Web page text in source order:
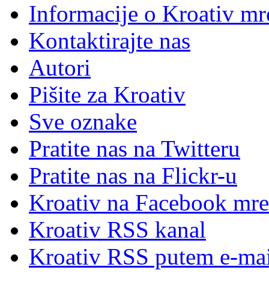
Informacije o Kroativ
Kontaktirajte nas
Autori
Pišite za Kroativ
Sve oznake
Pratite nas na Twitteru
Pratite nas na Flickr-u
Kroativ na Facebook
Kroativ RSS kanal
Kroativ RSS putem e-